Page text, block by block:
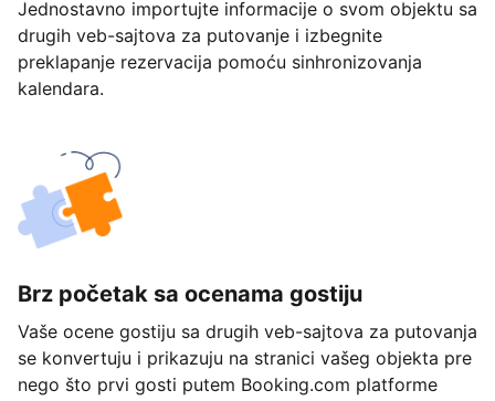
Jednostavno importujte informacije o svom objektu sa
drugih veb-sajtova za putovanje i izbegnite
preklapanje rezervacija pomoću sinhronizovanja
kalendara.
Brz početak sa ocenama gostiju
Vaše ocene gostiju sa drugih veb-sajtova za putovanja
se konvertuju i prikazuju na stranici vašeg objekta pre
nego što prvi gosti putem Booking.com platforme